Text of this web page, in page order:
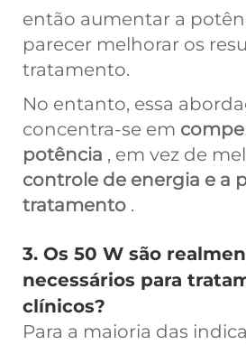
então aumentar a
parecer melhorar os
tratamento.
No entanto, essa
concentra-se em
potência , em vez de
controle de energia e a
tratamento .
3. Os 50 W são
necessários para
clínicos?
Para a maioria das